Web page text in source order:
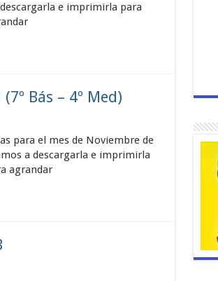
descargarla e imprimirla para
Bás – 4º Med)
para el mes de Noviembre de
a descargarla e imprimirla
agrandar